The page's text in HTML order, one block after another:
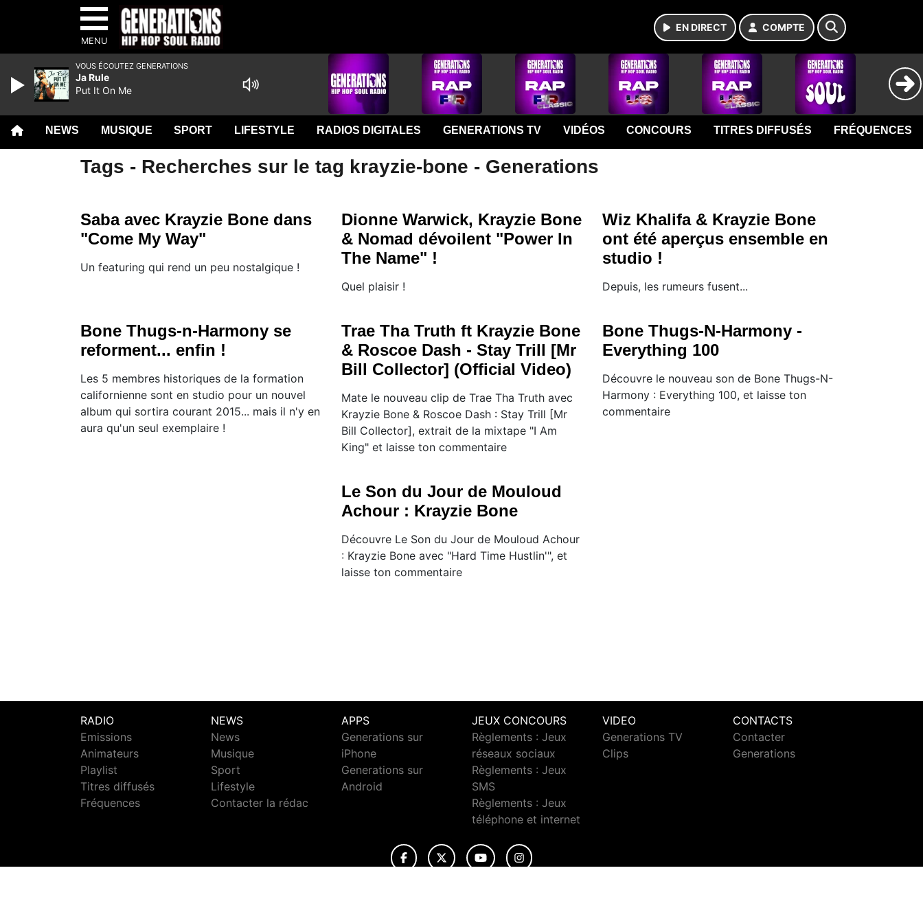
MENU
EN DIRECT COMPTE
NEWS MUSIQUE SPORT LIFESTYLE RADIOS DIGITALES GENERATIONS TV VIDÉOS CONCOURS TITRES DIFFUSÉS FRÉQUENCES
Tags - Recherches sur le tag krayzie-bone - Generations
Saba avec Krayzie Bone dans
"Come My Way"
Un featuring qui rend un peu nostalgique !
Dionne Warwick, Krayzie Bone
& Nomad dévoilent "Power In
The Name" !
Quel plaisir !
Wiz Khalifa & Krayzie Bone
ont été aperçus ensemble en
studio !
Depuis, les rumeurs fusent...
Bone Thugs-n-Harmony se
reforment... enfin !
Les 5 membres historiques de la formation
californienne sont en studio pour un nouvel
album qui sortira courant 2015... mais il n'y en
aura qu'un seul exemplaire !
Trae Tha Truth ft Krayzie Bone
& Roscoe Dash - Stay Trill [Mr
Bill Collector] (Official Video)
Mate le nouveau clip de Trae Tha Truth avec
Krayzie Bone & Roscoe Dash : Stay Trill [Mr
Bill Collector], extrait de la mixtape "I Am
King" et laisse ton commentaire
Bone Thugs-N-Harmony -
Everything 100
Découvre le nouveau son de Bone Thugs-N-
Harmony : Everything 100, et laisse ton
commentaire
Le Son du Jour de Mouloud
Achour : Krayzie Bone
Découvre Le Son du Jour de Mouloud Achour
: Krayzie Bone avec "Hard Time Hustlin'", et
laisse ton commentaire
RADIO
Emissions
Animateurs
Playlist
Titres diffusés
Fréquences
NEWS
News
Musique
Sport
Lifestyle
Contacter la rédac
APPS
Generations sur
iPhone
Generations sur
Android
JEUX CONCOURS
Règlements : Jeux
réseaux sociaux
Règlements : Jeux
SMS
Règlements : Jeux
téléphone et internet
VIDEO
Generations TV
Clips
CONTACTS
Contacter
Generations
VOUS ÉCOUTEZ GENERATIONS
Ja Rule
Put It On Me